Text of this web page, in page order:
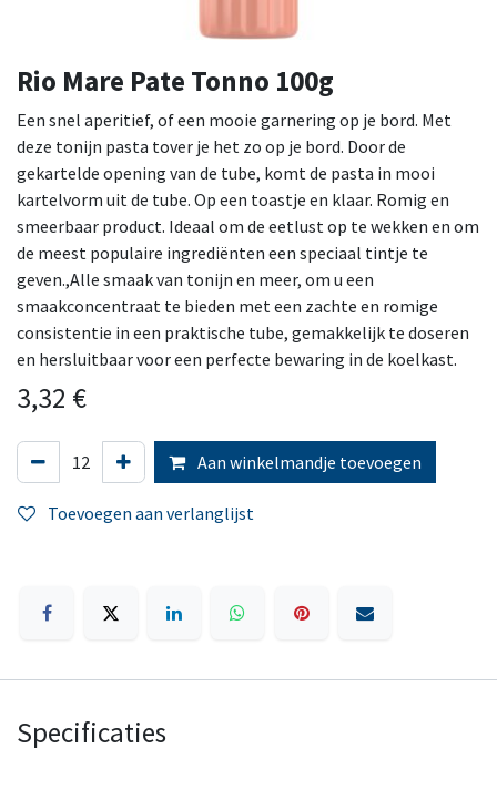
Rio Mare Pate Tonno 100g
Een snel aperitief, of een mooie garnering op je bord. Met
deze tonijn pasta tover je het zo op je bord. Door de
gekartelde opening van de tube, komt de pasta in mooi
kartelvorm uit de tube. Op een toastje en klaar. Romig en
smeerbaar product. Ideaal om de eetlust op te wekken en om
de meest populaire ingrediënten een speciaal tintje te
geven.,Alle smaak van tonijn en meer, om u een
smaakconcentraat te bieden met een zachte en romige
consistentie in een praktische tube, gemakkelijk te doseren
en hersluitbaar voor een perfecte bewaring in de koelkast.
3,32 €
Aan winkelmandje toevoegen
Toevoegen aan verlanglijst
Specificaties